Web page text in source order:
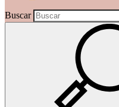
Buscar